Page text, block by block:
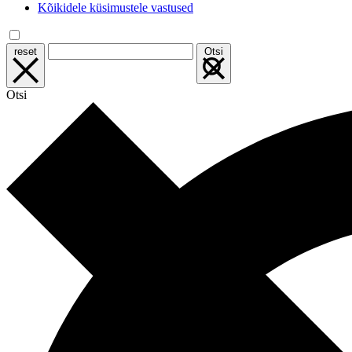
Kõikidele küsimustele vastused
reset Otsi
Otsi